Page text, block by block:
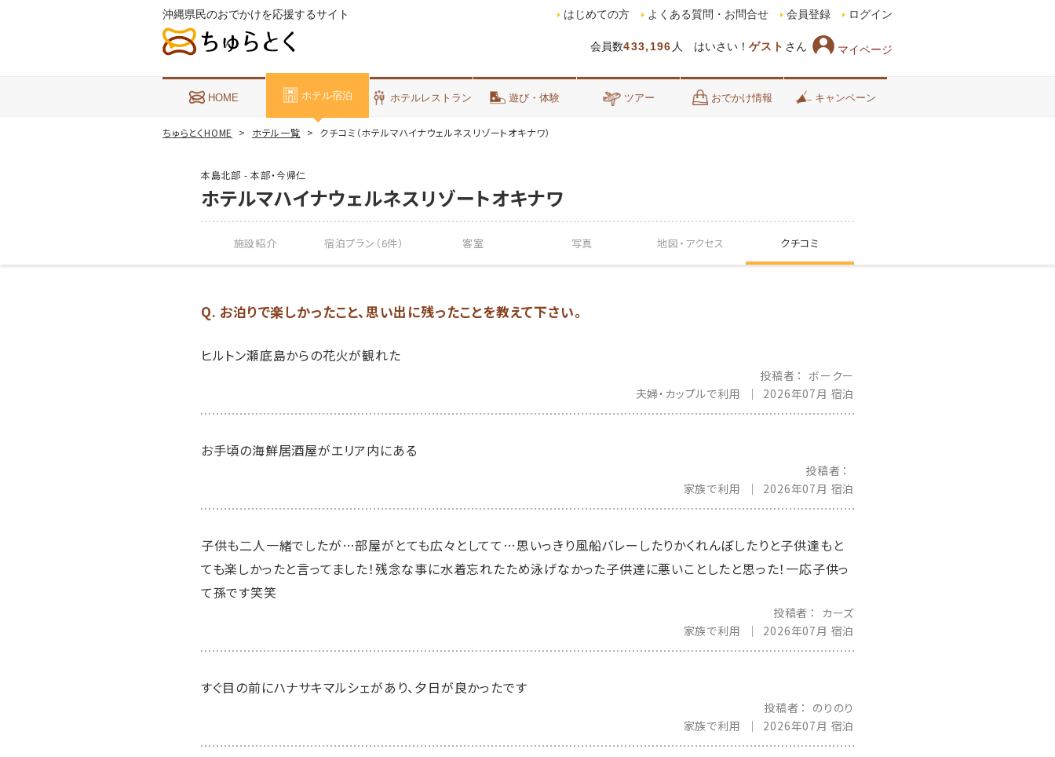
沖縄県民のおでかけを応援するサイト
会員数433,196 人 はいさい！ ゲスト さん マイページ
はじめての方 よくある質問・お問合せ 会員登録 ログイン
HOME ホテル宿泊 ホテルレストラン 遊び・体験 ツアー おでかけ情報 キャンペーン
ちゅらとくHOME ホテル一覧 クチコミ（ホテルマハイナウェルネスリゾートオキナワ）
本島北部 - 本部・今帰仁
ホテルマハイナウェルネスリゾートオキナワ
施設紹介 宿泊プラン（6件） 客室 写真 地図・ アクセス クチコミ
Q. お泊りで楽しかったこと、思い出に残ったことを教えて下さい。
ヒルトン瀬底島からの花火が観れた
投稿者
ボークー
夫婦・カップルで利用
2026年07月 宿泊
お手頃の海鮮居酒屋がエリア内にある
投稿者
家族で利用
2026年07月 宿泊
子供も二人一緒でしたが…部屋がとても広々としてて…思いっきり風船バレーしたりかくれんぼしたりと子供達もと
ても楽しかったと言ってました！残念な事に水着忘れたため泳げなかった子供達に悪いことしたと思った！一応子供っ
て孫です笑笑
投稿者
カーズ
家族で利用
2026年07月 宿泊
すぐ目の前にハナサキマルシェがあり、夕日が良かったです
投稿者
のりのり
家族で利用
2026年07月 宿泊